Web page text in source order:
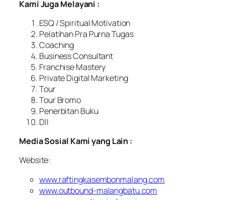
Kami Juga Melayani :
ESQ / Spiritual Motivation
Pelatihan Pra Purna Tugas
Coaching
Business Consultant
Franchise Mastery
Private Digital Marketing
Tour
Tour Bromo
Penerbitan Buku
Dll
Media Sosial Kami yang Lain :
Website:
www.raftingkasembonmalang.com
www.outbound-malangbatu.com